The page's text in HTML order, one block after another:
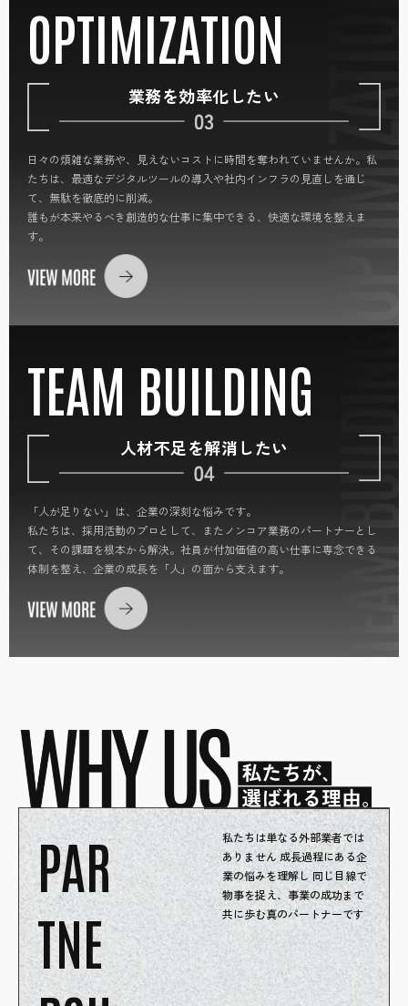
OPTIMIZATION
業務を効率化したい
日々の煩雑な業務や、見えないコストに時間を奪われていませんか。私
たちは、最適なデジタルツールの導入や社内インフラの見直しを通じ
て、無駄を徹底的に削減。
誰もが本来やるべき創造的な仕事に集中できる、快適な環境を整えま
す。
TEAM BUILDING
人材不足を解消したい
「人が足りない」は、企業の深刻な悩みです。
私たちは、採用活動のプロとして、またノンコア業務のパートナーとし
て、その課題を根本から解決。社員が付加価値の高い仕事に専念できる
体制を整え、企業の成長を「人」の面から支えます。
PAR
TNE
私たちは単なる外部業者では
ありません 成長過程にある企
業の悩みを理解し 同じ目線で
物事を捉え、事業の成功まで
共に歩む真のパートナーです